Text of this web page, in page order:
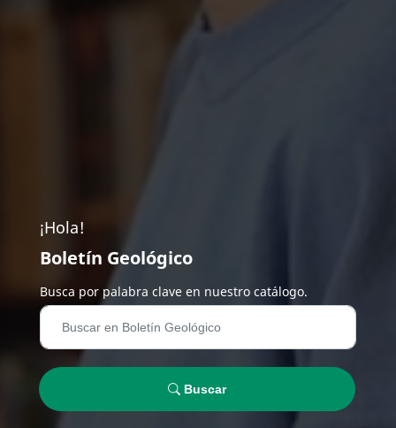
¡Hola!
Boletín Geológico
Busca por palabra clave en nuestro catálogo.
Buscar